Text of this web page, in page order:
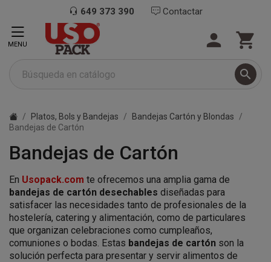
649 373 390 Contactar

 
MENU
Platos, Bols y Bandejas
Bandejas Cartón y Blondas
Bandejas de Cartón
Bandejas de Cartón
En Usopack.com te ofrecemos una amplia gama de
bandejas de cartón desechables diseñadas para
satisfacer las necesidades tanto de profesionales de la
hostelería, catering y alimentación, como de particulares
que organizan celebraciones como cumpleaños,
comuniones o bodas. Estas bandejas de cartón son la
solución perfecta para presentar y servir alimentos de